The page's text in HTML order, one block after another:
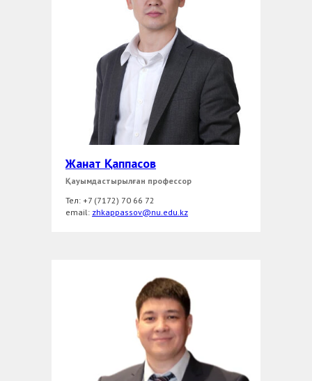
Жанат Қаппасов
Қауымдастырылған профессор
Тел: +7 (7172) 70 66 72
еmail: zhkappassov@nu.edu.kz